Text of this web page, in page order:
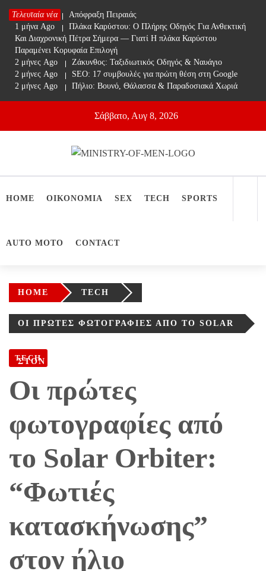
Skip
content
Τελευταία νέα
1 μήνα Ago
Απόφραξη Πειραιάς
1 μήνα Ago
Πλάκα Καρύστου: Ο Πλήρης Οδηγός Για Ανθεκτική
Και Διαχρονική Πέτρα Σήμερα — Γιατί Η πλάκα Καρύστου
Παραμένει Κορυφαία Επιλογή
2 μήνες Ago
Ζάκυνθος: Ταξιδιωτικός Οδηγός & Ναυάγιο
2 μήνες Ago
SEO: 17 συμβουλές για πρώτη θέση στη Google
2 μήνες Ago
Πήλιο: Βουνό, Θάλασσα & Παραδοσιακά Χωριά
Σάββατο, Αυγ 8, 2026
Ministry Of Men
HOME ΟΙΚΟΝΟΜΙΑ SEX TECH SPORTS
AUTO MOTO CONTACT
HOME TECH
ΟΙ ΠΡΏΤΕΣ ΦΩΤΟΓΡΑΦΊΕΣ ΑΠΌ ΤΟ SOLAR
ΣΤΟΝ ΉΛΙΟ
TECH
Οι πρώτες
φωτογραφίες από
το Solar Orbiter:
“Φωτιές
κατασκήνωσης”
στον ήλιο